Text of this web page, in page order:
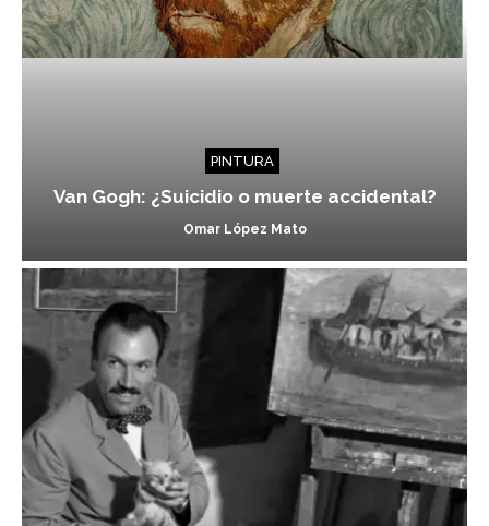
PINTURA
Van Gogh: ¿Suicidio o muerte accidental?
Omar López Mato